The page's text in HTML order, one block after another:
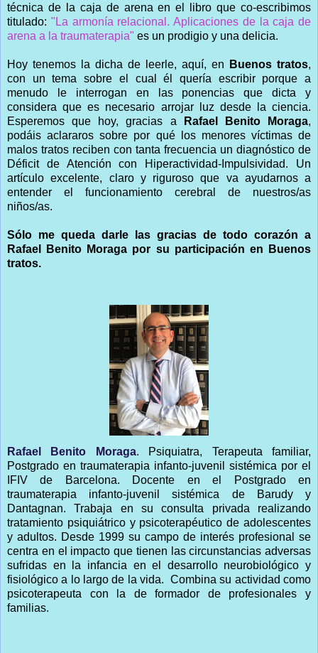
técnica de la caja de arena en el libro que co-escribimos
titulado: "La armonía relacional. Aplicaciones de la caja de
arena a la traumaterapia" es un prodigio y una delicia.
Hoy tenemos la dicha de leerle, aquí, en Buenos tratos,
con un tema sobre el cual él quería escribir porque a
menudo le interrogan en las ponencias que dicta y
considera que es necesario arrojar luz desde la ciencia.
Esperemos que hoy, gracias a
Rafael Benito Moraga,
podáis aclararos sobre por qué los menores víctimas de
malos tratos reciben con tanta frecuencia un diagnóstico de
Déficit de Atención con Hiperactividad-Impulsividad. Un
artículo excelente, claro y riguroso que va ayudarnos a
entender el funcionamiento cerebral de nuestros/as
niños/as.
Sólo me queda darle las gracias de todo corazón a
Rafael Benito Moraga por su participación en Buenos
tratos.
Rafael Benito Moraga. Psiquiatra, Terapeuta familiar,
Postgrado en traumaterapia infanto-juvenil sistémica por el
IFIV de Barcelona. Docente en el Postgrado en
traumaterapia infanto-juvenil sistémica de Barudy y
Dantagnan.Trabaja en su consulta privada realizando
tratamiento psiquiátrico y psicoterapéutico de adolescentes
y adultos. Desde 1999 su campo de interés profesional se
centra en el impacto que tienen las circunstancias adversas
sufridas en la infancia en el desarrollo neurobiológico y
fisiológico a lo largo de la vida. Combina su actividad como
psicoterapeuta con la de formador de profesionales y
familias.